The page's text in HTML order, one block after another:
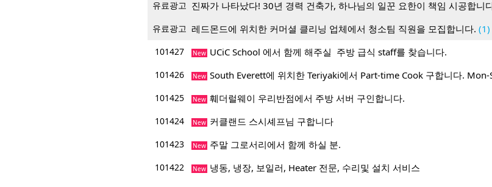
유료광고 진짜가 나타났다! 30년 경력 건축가, 하나님의 일꾼 요한이 책임 시공합니
유료광고 레드몬드에 위치한 커머셜 클리닝 업체에서 청소팀 직원을 모집합니다. (1)
101427
New UCiC School 에서 함께 해주실 주방 급식 staff를 찾습니다.
101426
New South Everett에 위치한 Teriyaki에서 Part-time Cook 구합니다.
101425
New 훼더럴웨이 우리반점에서 주방 서버 구인합니다.
101424
New 커클랜드 스시셰프님 구합니다
101423
New 주말 그로서리에서 함께 하실 분.
101422
New 냉동, 냉장, 보일러, Heater 전문, 수리및 설치 서비스